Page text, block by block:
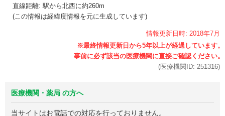
直線距離: 駅から北西に約260m
(この情報は経緯度情報を元に生成しています)
情報更新日時: 2018年7月
(医療機関ID: 251316)
医療機関・薬局 の方へ
当サイトはお電話での対応を行っておりません。